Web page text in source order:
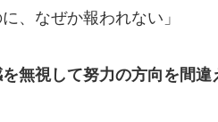
、なぜか報われない」
無視して努力の方向を間違